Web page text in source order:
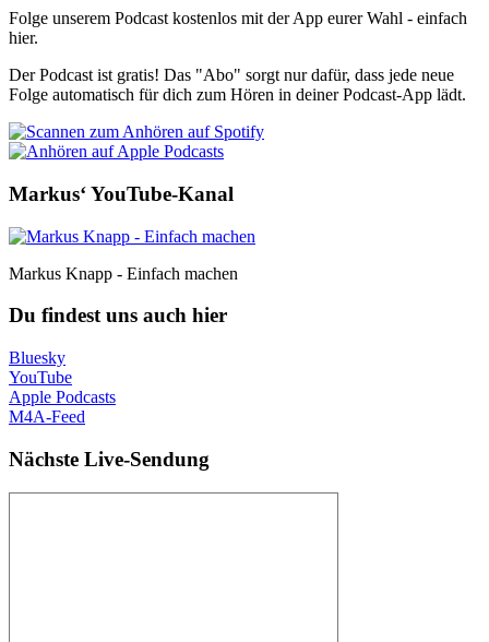
Folge unserem Podcast kostenlos mit der App eurer Wahl - einfach
hier.
Der Podcast ist gratis! Das "Abo" sorgt nur dafür, dass jede neue
Folge automatisch für dich zum Hören in deiner Podcast-App lädt.
Markus‘ YouTube-Kanal
Markus Knapp - Einfach machen
Du findest uns auch hier
Bluesky
YouTube
Apple Podcasts
M4A-Feed
Nächste Live-Sendung